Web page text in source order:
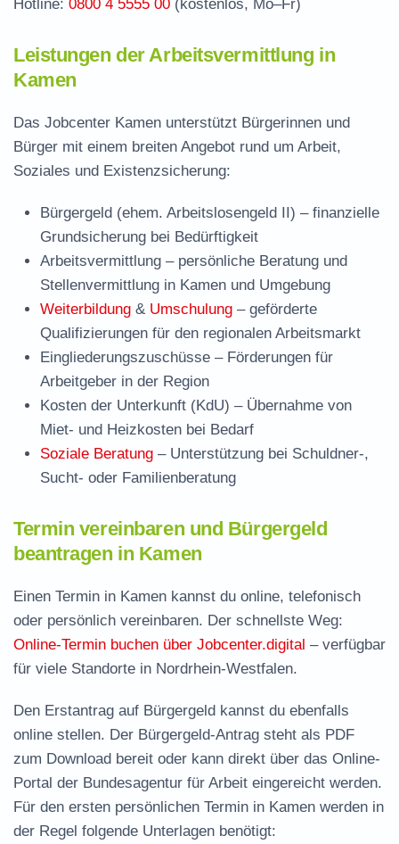
Hotline: 0800 4 5555 00 (kostenlos, Mo–Fr)
Leistungen der Arbeitsvermittlung in
Kamen
Das Jobcenter Kamen unterstützt Bürgerinnen und
Bürger mit einem breiten Angebot rund um Arbeit,
Soziales und Existenzsicherung:
Bürgergeld (ehem. Arbeitslosengeld II) – finanzielle
Grundsicherung bei Bedürftigkeit
Arbeitsvermittlung – persönliche Beratung und
Stellenvermittlung in Kamen und Umgebung
Weiterbildung & Umschulung – geförderte
Qualifizierungen für den regionalen Arbeitsmarkt
Eingliederungszuschüsse – Förderungen für
Arbeitgeber in der Region
Kosten der Unterkunft (KdU) – Übernahme von
Miet- und Heizkosten bei Bedarf
Soziale Beratung – Unterstützung bei Schuldner-,
Sucht- oder Familienberatung
Termin vereinbaren und Bürgergeld
beantragen in Kamen
Einen Termin in Kamen kannst du online, telefonisch
oder persönlich vereinbaren. Der schnellste Weg:
Online-Termin buchen über Jobcenter.digital – verfügbar
für viele Standorte in Nordrhein-Westfalen.
Den Erstantrag auf Bürgergeld kannst du ebenfalls
online stellen. Der Bürgergeld-Antrag steht als PDF
zum Download bereit oder kann direkt über das Online-
Portal der Bundesagentur für Arbeit eingereicht werden.
Für den ersten persönlichen Termin in Kamen werden in
der Regel folgende Unterlagen benötigt: